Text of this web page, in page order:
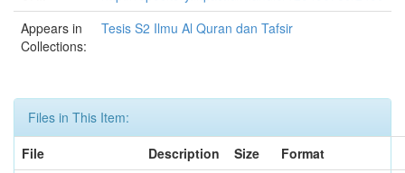
Appears in
Collections:
Tesis S2 Ilmu Al Quran dan Tafsir
Files in This Item:
File
Description Size
Format